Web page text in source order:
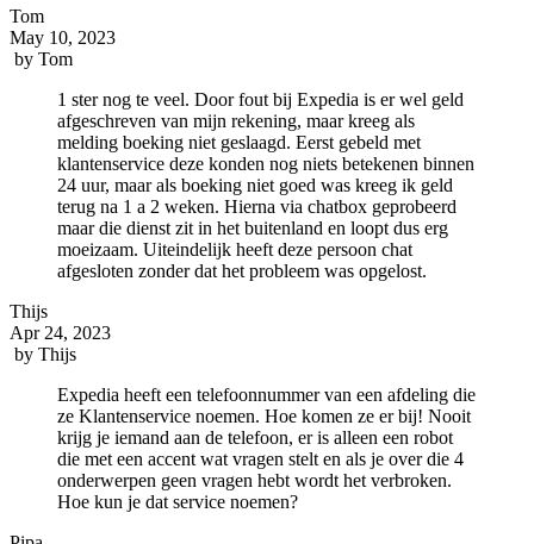
Tom
May 10, 2023
by Tom
1 ster nog te veel. Door fout bij Expedia is er wel geld
afgeschreven van mijn rekening, maar kreeg als
melding boeking niet geslaagd. Eerst gebeld met
klantenservice deze konden nog niets betekenen binnen
24 uur, maar als boeking niet goed was kreeg ik geld
terug na 1 a 2 weken. Hierna via chatbox geprobeerd
maar die dienst zit in het buitenland en loopt dus erg
moeizaam. Uiteindelijk heeft deze persoon chat
afgesloten zonder dat het probleem was opgelost.
Thijs
Apr 24, 2023
by Thijs
Expedia heeft een telefoonnummer van een afdeling die
ze Klantenservice noemen. Hoe komen ze er bij! Nooit
krijg je iemand aan de telefoon, er is alleen een robot
die met een accent wat vragen stelt en als je over die 4
onderwerpen geen vragen hebt wordt het verbroken.
Hoe kun je dat service noemen?